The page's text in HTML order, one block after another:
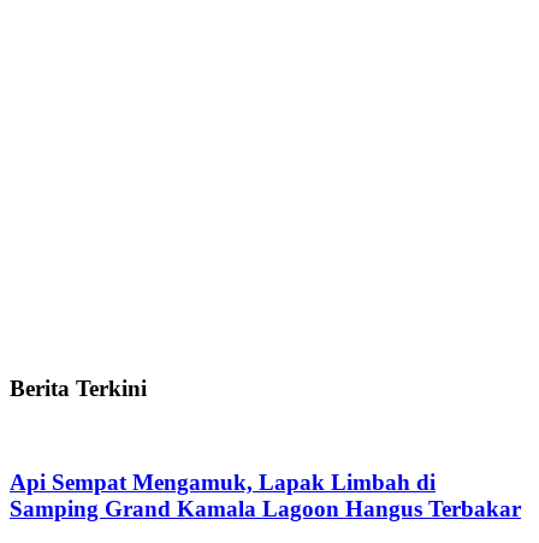
Berita Terkini
Api Sempat Mengamuk, Lapak Limbah di
Samping Grand Kamala Lagoon Hangus Terbakar